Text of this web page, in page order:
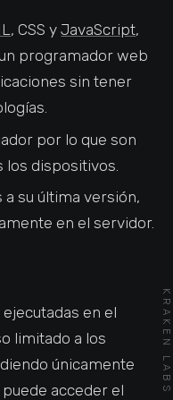
KRAKEN LABS
, CSS yJavaScript,
programador web
sin tener
por lo que son
dispositivos.
su última versión,
en el servidor.
en el
limitado a los
únicamente
acceder el